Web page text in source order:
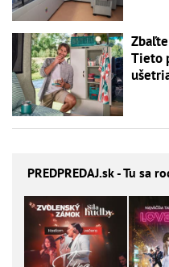
Tieto
PREDPREDAJ.sk - Tu sa